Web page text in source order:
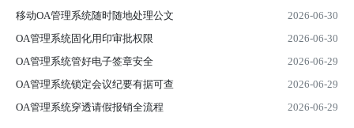
移动OA管理系统随时随地处理公文
2026-06-30
OA管理系统固化用印审批权限
2026-06-30
OA管理系统管好电子签章安全
2026-06-29
OA管理系统锁定会议纪要有据可查
2026-06-29
OA管理系统穿透请假报销全流程
2026-06-29